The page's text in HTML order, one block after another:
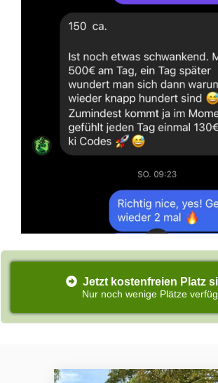
Jetzt kostenfreien Platz
Nur noch wenige Plätze